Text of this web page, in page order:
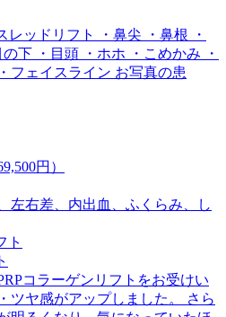
レッドリフト ・鼻尖 ・鼻根 ・
下 ・目頭 ・ホホ ・こめかみ ・
フェイスライン お写真の患
円）
左右差、内出血、ふくらみ、し
コラーゲンリフトをお受けい
ツヤ感がアップしました。 さら